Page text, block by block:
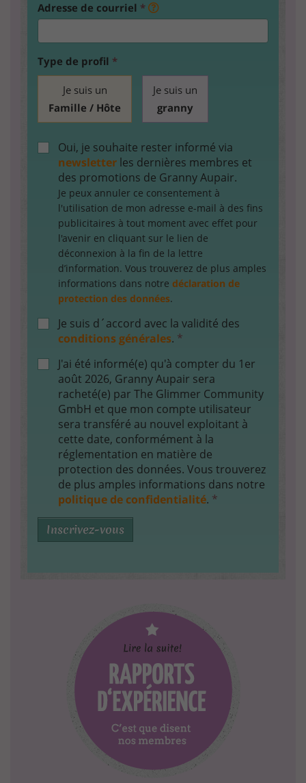
Adresse de courriel *
Type de profil *
Je suis un
Famille / Hôte
Je suis un
granny
Oui, je souhaite rester informé via
newsletter les dernières membres et
des promotions de Granny Aupair.
Je peux annuler ce consentement à
l'utilisation de mon adresse e-mail à des fins
publicitaires à tout moment avec effet pour
l'avenir en cliquant sur le lien de
déconnexion à la fin de la lettre
d’information. Vous trouverez de plus amples
informations dans notre déclaration de
protection des données.
Je suis d´accord avec la validité des
conditions générales. *
J'ai été informé(e) qu'à compter du 1er
août 2026, Granny Aupair sera
racheté(e) par The Glimmer Community
GmbH et que mon compte utilisateur
sera transféré au nouvel exploitant à
cette date, conformément à la
réglementation en matière de
protection des données. Vous trouverez
de plus amples informations dans notre
politique de confidentialité. *
Inscrivez-vous